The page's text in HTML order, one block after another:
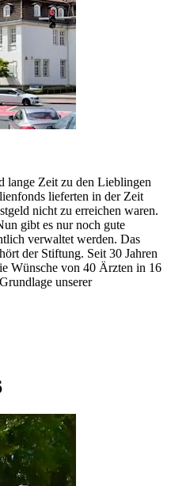
lange Zeit zu den Lieblingen
lieferten in der Zeit
nicht zu erreichen waren.
gibt es nur noch gute
verwaltet werden. Das
der Stiftung. Seit 30 Jahren
Wünsche von 40 Ärzten in 16
unserer